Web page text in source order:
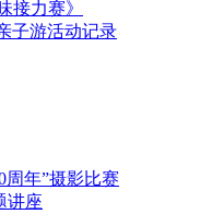
接力赛》
子游活动记录
周年”摄影比赛
讲座